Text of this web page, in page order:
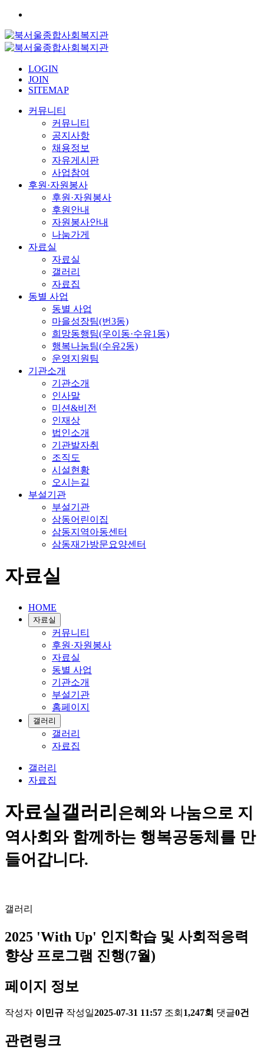
LOGIN
JOIN
SITEMAP
커뮤니티
커뮤니티
공지사항
채용정보
자유게시판
사업참여
후원·자원봉사
후원·자원봉사
후원안내
자원봉사안내
나눔가게
자료실
자료실
갤러리
자료집
동별 사업
동별 사업
마을성장팀(번3동)
희망동행팀(우이동·수유1동)
행복나눔팀(수유2동)
운영지원팀
기관소개
기관소개
인사말
미션&비전
인재상
법인소개
기관발자취
조직도
시설현황
오시는길
부설기관
부설기관
삼동어린이집
삼동지역아동센터
삼동재가방문요양센터
자료실
HOME
자료실
커뮤니티
후원·자원봉사
자료실
동별 사업
기관소개
부설기관
홈페이지
갤러리
갤러리
자료집
갤러리
자료집
자료실갤러리은혜와 나눔으로 지
역사회와 함께하는 행복공동체를 만
들어갑니다.
갤러리
2025 'With Up' 인지학습 및 사회적응력
향상 프로그램 진행(7월)
페이지 정보
작성자 이민규 작성일2025-07-31 11:57 조회 1,247회 댓글0건
관련링크